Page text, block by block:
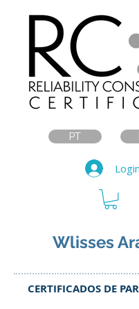
PT
Login
Wlisses
CERTIFICADOS DE